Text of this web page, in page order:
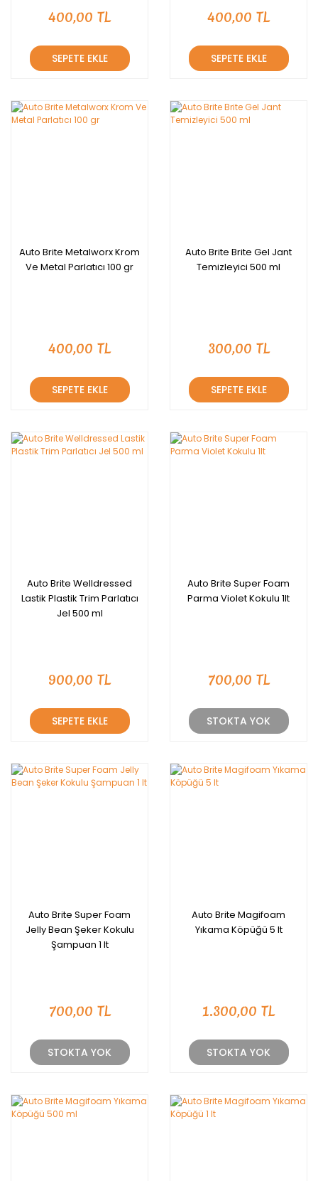
400,00 TL
SEPETE EKLE
400,00 TL
SEPETE EKLE
Auto Brite Metalworx Krom
Ve Metal Parlatıcı 100 gr
400,00 TL
SEPETE EKLE
Auto Brite Brite Gel Jant
Temizleyici 500 ml
300,00 TL
SEPETE EKLE
Auto Brite Welldressed
Lastik Plastik Trim Parlatıcı
Jel 500 ml
900,00 TL
SEPETE EKLE
Auto Brite Super Foam
Parma Violet Kokulu 1lt
700,00 TL
STOKTA YOK
Auto Brite Super Foam
Jelly Bean Şeker Kokulu
Şampuan 1 lt
700,00 TL
STOKTA YOK
Auto Brite Magifoam
Yıkama Köpüğü 5 lt
1.300,00 TL
STOKTA YOK